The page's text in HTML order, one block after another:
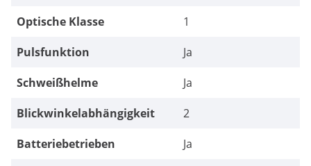
Optische Klasse
1
Pulsfunktion
Ja
Schweißhelme
Ja
Blickwinkelabhängigkeit
2
Batteriebetrieben
Ja